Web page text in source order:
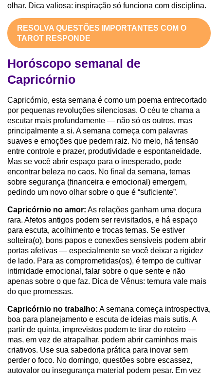
olhar. Dica valiosa: inspiração só funciona com disciplina.
RESOLVA QUESTÕES IMPORTANTES COM O
TAROT RESPONDE
Horóscopo semanal de
Capricórnio
Capricórnio, esta semana é como um poema entrecortado
por pequenas revoluções silenciosas. O céu te chama a
escutar mais profundamente — não só os outros, mas
principalmente a si. A semana começa com palavras
suaves e emoções que pedem raiz. No meio, há tensão
entre controle e prazer, produtividade e espontaneidade.
Mas se você abrir espaço para o inesperado, pode
encontrar beleza no caos. No final da semana, temas
sobre segurança (financeira e emocional) emergem,
pedindo um novo olhar sobre o que é “suficiente”.
Capricórnio no amor: As relações ganham uma doçura
rara. Afetos antigos podem ser revisitados, e há espaço
para escuta, acolhimento e trocas ternas. Se estiver
solteira(o), bons papos e conexões sensíveis podem abrir
portas afetivas — especialmente se você deixar a rigidez
de lado. Para as comprometidas(os), é tempo de cultivar
intimidade emocional, falar sobre o que sente e não
apenas sobre o que faz. Dica de Vênus: ternura vale mais
do que promessas.
Capricórnio no trabalho: A semana começa introspectiva,
boa para planejamento e escuta de ideias mais sutis. A
partir de quinta, imprevistos podem te tirar do roteiro —
mas, em vez de atrapalhar, podem abrir caminhos mais
criativos. Use sua sabedoria prática para inovar sem
perder o foco. No domingo, questões sobre escassez,
autovalor ou insegurança material podem pesar. Em vez